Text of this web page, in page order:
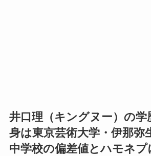
井口理（キングヌー）の学
身は東京芸術大学・伊那弥
中学校の偏差値とハモネ